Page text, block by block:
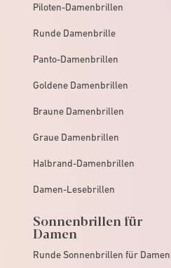
Piloten-Damenbrillen
Runde Damenbrille
Panto-Damenbrillen
Goldene Damenbrillen
Braune Damenbrillen
Graue Damenbrillen
Halbrand-Damenbrillen
Damen-Lesebrillen
Sonnenbrillen für
Damen
Runde Sonnenbrillen für Damen